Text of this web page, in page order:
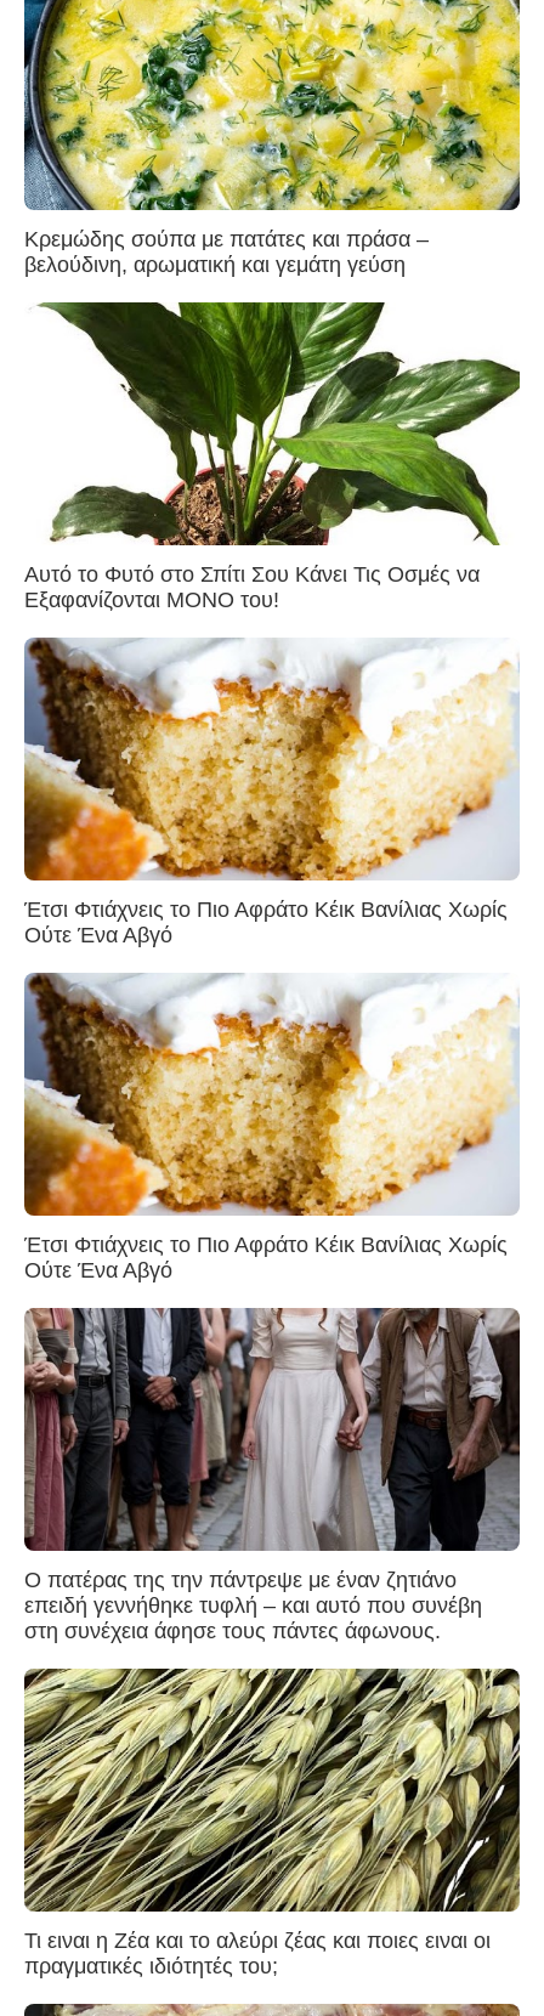
Κρεμώδης σούπα με πατάτες και πράσα –
βελούδινη, αρωματική και γεμάτη γεύση
Αυτό το Φυτό στο Σπίτι Σου Κάνει Τις Οσμές να
Εξαφανίζονται ΜΟΝΟ του!
Έτσι Φτιάχνεις το Πιο Αφράτο Κέικ Βανίλιας Χωρίς
Ούτε Ένα Αβγό
Έτσι Φτιάχνεις το Πιο Αφράτο Κέικ Βανίλιας Χωρίς
Ούτε Ένα Αβγό
Ο πατέρας της την πάντρεψε με έναν ζητιάνο
επειδή γεννήθηκε τυφλή – και αυτό που συνέβη
στη συνέχεια άφησε τους πάντες άφωνους.
Τι ειναι η Ζέα και το αλεύρι ζέας και ποιες ειναι οι
πραγματικές ιδιότητές του;